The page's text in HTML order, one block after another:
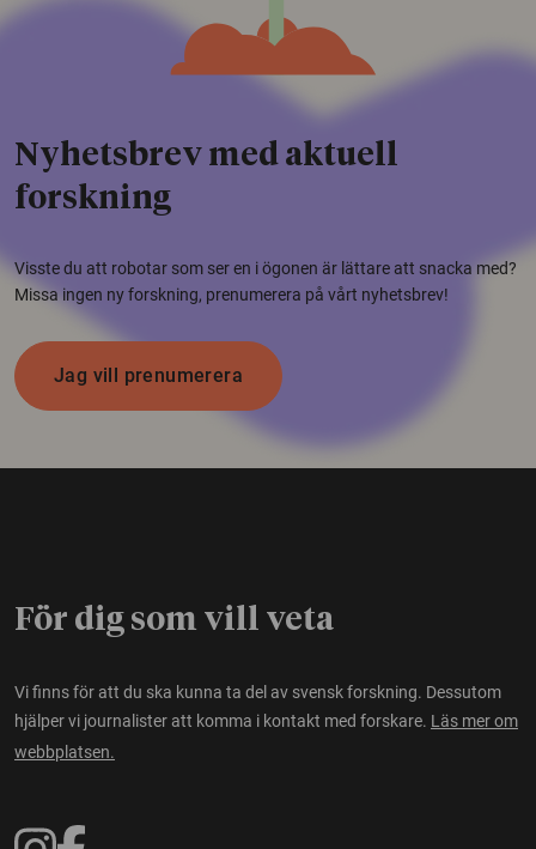
Nyhetsbrev med aktuell
forskning
Visste du att robotar som ser en i ögonen är lättare att snacka med?
Missa ingen ny forskning, prenumerera på vårt nyhetsbrev!
Jag vill prenumerera
För dig som vill veta
Vi finns för att du ska kunna ta del av svensk forskning. Dessutom
hjälper vi journalister att komma i kontakt med forskare. Läs mer om
webbplatsen.